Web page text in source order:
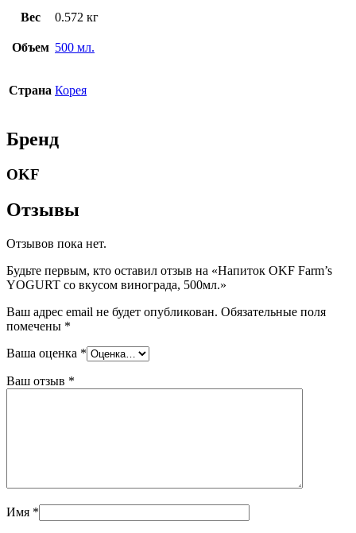
Вес 0.572 кг
Объем 500 мл.
Страна Корея
Бренд
OKF
Отзывы
Отзывов пока нет.
Будьте первым, кто оставил отзыв на «Напиток OKF Farm’s
YOGURT со вкусом винограда, 500мл.»
Ваш адрес email не будет опубликован. Обязательные поля
помечены *
Ваша оценка *
Ваш отзыв *
Имя *